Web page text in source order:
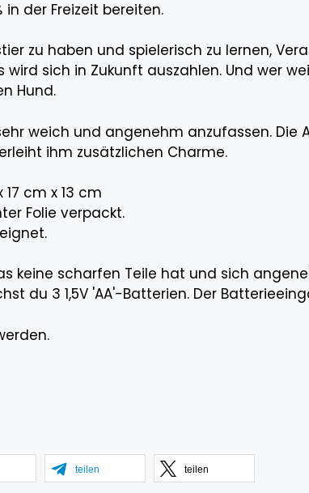
der Freizeit bereiten.
zu haben und spielerisch zu lernen,
sich in Zukunft auszahlen. Und wer
Hund.
weich und angenehm anzufassen.
ihm zusätzlichen Charme.
17 cm x 13 cm
Folie verpackt.
keine scharfen Teile hat und sich
du 3 1,5V 'AA'-Batterien. Der
teilen teilen